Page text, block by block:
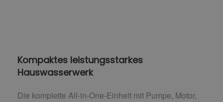
Kompaktes leistungsstarkes
Hauswasserwerk
Die komplette All-in-One-Einheit mit Pumpe, Motor,